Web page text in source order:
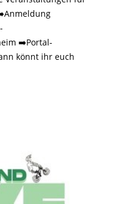
➡️Portal-
könnt ihr euch